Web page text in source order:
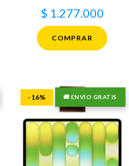
$ 1.277.000
COMPRAR
🚚 ENVÍO GRATIS
-16%